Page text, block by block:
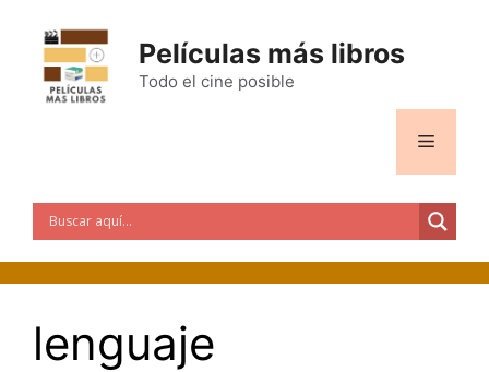
contenido
Películas más libros
Todo el cine posible
Menú
lenguaje